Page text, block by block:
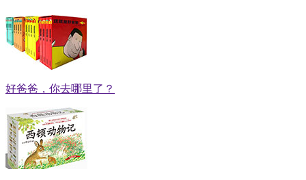
好爸爸，你去哪里了？